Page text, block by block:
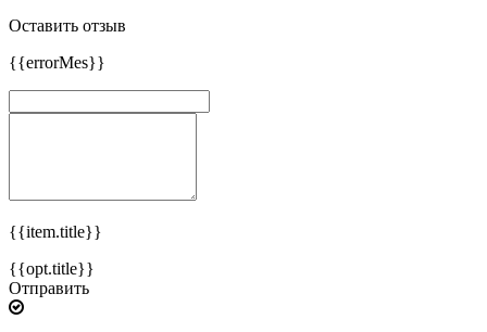
Оставить отзыв
{{errorMes}}
{{item.title}}
{{opt.title}}
Отправить